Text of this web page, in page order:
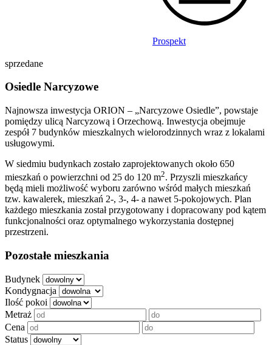
Prospekt
sprzedane
Osiedle Narcyzowe
Najnowsza inwestycja ORION – „Narcyzowe Osiedle”, powstaje
pomiędzy ulicą Narcyzową i Orzechową. Inwestycja obejmuje
zespół 7 budynków mieszkalnych wielorodzinnych wraz z lokalami
usługowymi.
W siedmiu budynkach zostało zaprojektowanych około 650
mieszkań o powierzchni od 25 do 120 m2. Przyszli mieszkańcy
będą mieli możliwość wyboru zarówno wśród małych mieszkań
tzw. kawalerek, mieszkań 2-, 3-, 4- a nawet 5-pokojowych. Plan
każdego mieszkania został przygotowany i dopracowany pod kątem
funkcjonalności oraz optymalnego wykorzystania dostępnej
przestrzeni.
Pozostałe mieszkania
Budynek
Kondygnacja
Ilość pokoi
Metraż
Cena
Status